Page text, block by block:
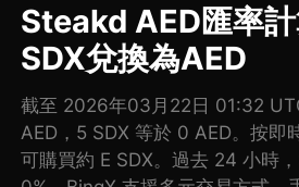
Steakd AED匯率
SDX兌換為AED
截至 2026年03月22日 01:32
AED，5 SDX 等於 0 AED。按即
可購買約 E SDX。過去 24 小時